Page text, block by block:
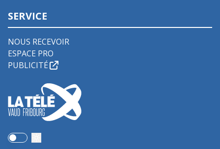
SERVICE
NOUS RECEVOIR
ESPACE PRO
PUBLICITÉ
Use setting